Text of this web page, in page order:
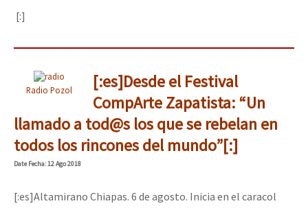
[:]
Radio Pozol
[:es]Desde el Festival
CompArte Zapatista: “Un
llamado a tod@s los que se rebelan en
todos los rincones del mundo”[:]
DateFecha: 12 Ago 2018
[:es]Altamirano Chiapas. 6 de agosto. Inicia en el caracol